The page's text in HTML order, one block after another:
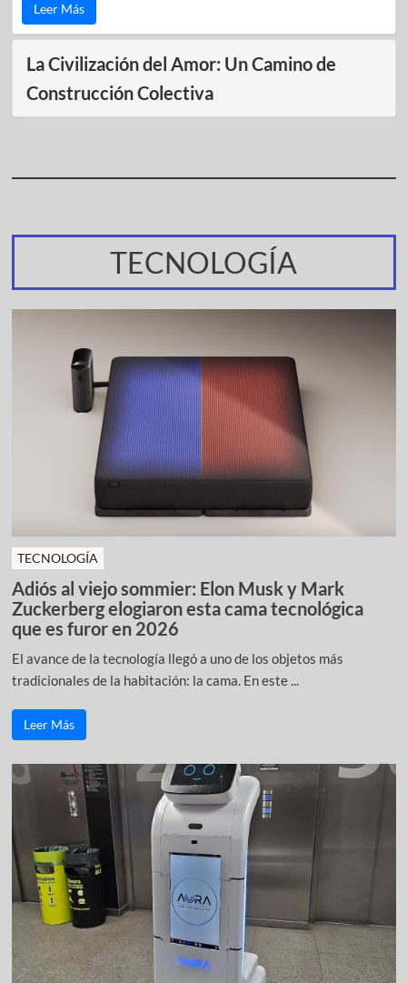
Leer Más
La Civilización del Amor: Un Camino de
Construcción Colectiva
TECNOLOGÍA
TECNOLOGÍA
Adiós al viejo sommier: Elon Musk y Mark
Zuckerberg elogiaron esta cama tecnológica
que es furor en 2026
El avance de la tecnología llegó a uno de los objetos más
tradicionales de la habitación: la cama. En este ...
Leer Más